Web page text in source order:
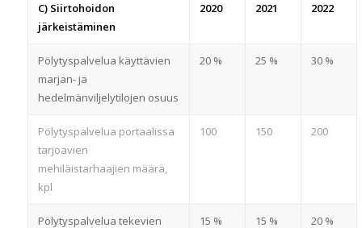
C) Siirtohoidon
järkeistäminen
2020 2021 2022
Pölytyspalvelua käyttävien
marjan- ja
hedelmänviljelytilojen osuus
20 % 25 % 30 %
Pölytyspalvelua portaalissa
tarjoavien
mehiläistarhaajien määrä,
kpl
100 150 200
Pölytyspalvelua tekevien
15 % 15 % 20 %